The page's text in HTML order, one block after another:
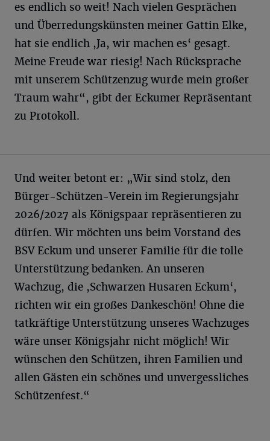
es endlich so weit! Nach vielen Gesprächen
und Überredungskünsten meiner Gattin Elke,
hat sie endlich ,Ja, wir machen es‘ gesagt.
Meine Freude war riesig! Nach Rücksprache
mit unserem Schützenzug wurde mein großer
Traum wahr“, gibt der Eckumer Repräsentant
zu Protokoll.
Und weiter betont er: „Wir sind stolz, den
Bürger-Schützen-Verein im Regierungsjahr
2026/2027 als Königspaar repräsentieren zu
dürfen. Wir möchten uns beim Vorstand des
BSV Eckum und unserer Familie für die tolle
Unterstützung bedanken. An unseren
Wachzug, die ,Schwarzen Husaren Eckum‘,
richten wir ein großes Dankeschön! Ohne die
tatkräftige Unterstützung unseres Wachzuges
wäre unser Königsjahr nicht möglich! Wir
wünschen den Schützen, ihren Familien und
allen Gästen ein schönes und unvergessliches
Schützenfest.“